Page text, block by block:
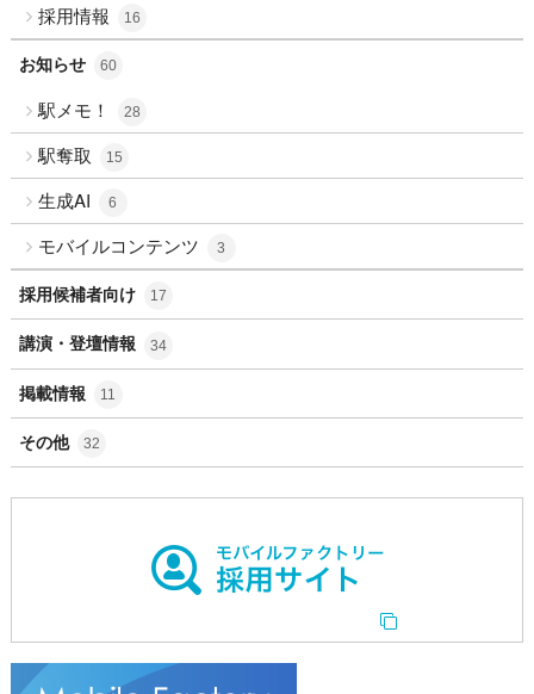
採用情報 16
お知らせ 60
駅メモ！ 28
駅奪取 15
生成AI 6
モバイルコンテンツ 3
採用候補者向け 17
講演・登壇情報 34
掲載情報 11
その他 32